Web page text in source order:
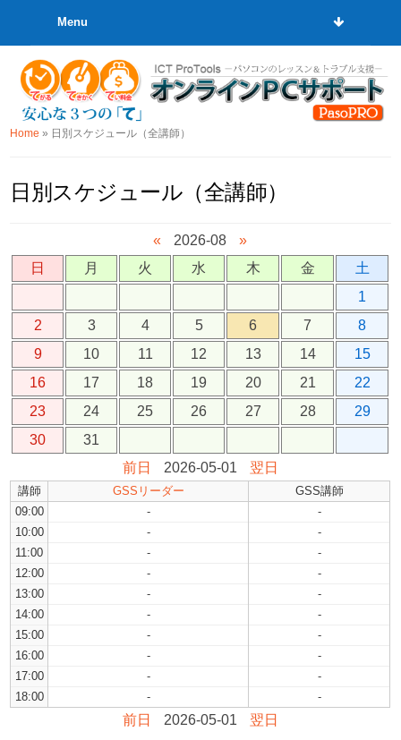
Menu
Home » 日別スケジュール（全講師）
日別スケジュール（全講師）
« 2026-08
»
日
月 火 水 木 金
土
1
2
3 4 5 6 7
8
9
10 11 12 13 14
15
16
17 18 19 20 21
22
23
24 25 26 27 28
29
30
31
前日
2026-05-01 翌日
講師 GSSリーダー
GSS講師
09:00
-
-
10:00
-
-
11:00
-
-
12:00
-
-
13:00
-
-
14:00
-
-
15:00
-
-
16:00
-
-
17:00
-
-
18:00
- -
前日 2026-05-01 翌日